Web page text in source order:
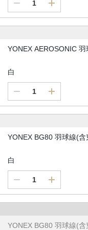
YONEX AEROSONIC
白
YONEX BG80 羽球線(
白
YONEX BG80 羽球線(